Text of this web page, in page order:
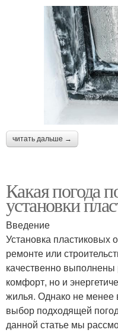
читать дальше →
Какая погода
установки
Введение
Установка пластиковых
ремонте или
качественно выполнены
комфорт, но и
жилья. Однако не
выбор подходящей
данной статье мы